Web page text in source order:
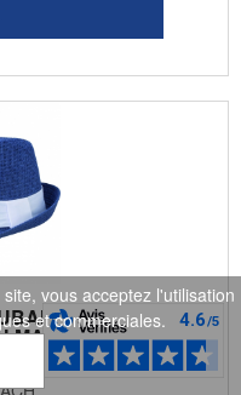
CONTRASTÉ-
MARINE RUBAN
vous acceptez l'utilisation
et commerciales.